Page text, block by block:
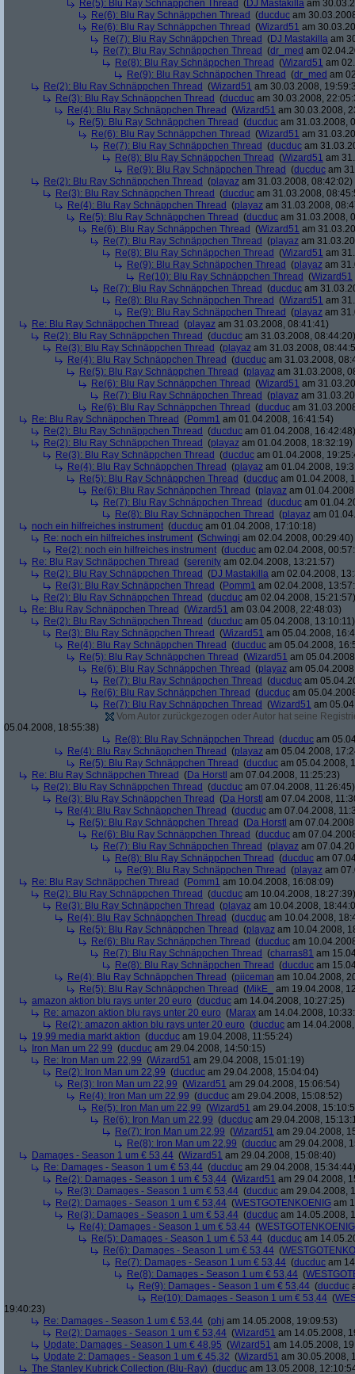
Re(5): Blu Ray Schnäppchen Thread (DJ Mastakilla am
Re(6): Blu Ray Schnäppchen Thread (ducduc am
Re(6): Blu Ray Schnäppchen Thread (Wizard51 am
Re(7): Blu Ray Schnäppchen Thread (DJ Mastakilla am
Re(7): Blu Ray Schnäppchen Thread (dr_med am
Re(8): Blu Ray Schnäppchen Thread (Wizard51 am
Re(9): Blu Ray Schnäppchen Thread (dr_med am
Re(2): Blu Ray Schnäppchen Thread (Wizard51 am 30.03.2008,
Re(3): Blu Ray Schnäppchen Thread (ducduc am 30.03.2008,
Re(4): Blu Ray Schnäppchen Thread (Wizard51 am 30.03.2008,
Re(5): Blu Ray Schnäppchen Thread (ducduc am 31.03.2008,
Re(6): Blu Ray Schnäppchen Thread (Wizard51 am
Re(7): Blu Ray Schnäppchen Thread (ducduc am
Re(8): Blu Ray Schnäppchen Thread (Wizard51 am
Re(9): Blu Ray Schnäppchen Thread (ducduc am
Re(2): Blu Ray Schnäppchen Thread (playaz am 31.03.2008, 08:42:02)
Re(3): Blu Ray Schnäppchen Thread (ducduc am 31.03.2008,
Re(4): Blu Ray Schnäppchen Thread (playaz am 31.03.2008,
Re(5): Blu Ray Schnäppchen Thread (ducduc am 31.03.2008,
Re(6): Blu Ray Schnäppchen Thread (Wizard51 am
Re(7): Blu Ray Schnäppchen Thread (playaz am
Re(8): Blu Ray Schnäppchen Thread (Wizard51 am
Re(9): Blu Ray Schnäppchen Thread (playaz am
Re(10): Blu Ray Schnäppchen Thread (Wizard51
Re(7): Blu Ray Schnäppchen Thread (ducduc am
Re(8): Blu Ray Schnäppchen Thread (Wizard51 am
Re(9): Blu Ray Schnäppchen Thread (playaz am
Re: Blu Ray Schnäppchen Thread (playaz am 31.03.2008, 08:41:41)
Re(2): Blu Ray Schnäppchen Thread (ducduc am 31.03.2008, 08:44:20)
Re(3): Blu Ray Schnäppchen Thread (playaz am 31.03.2008,
Re(4): Blu Ray Schnäppchen Thread (ducduc am 31.03.2008,
Re(5): Blu Ray Schnäppchen Thread (playaz am 31.03.2008,
Re(6): Blu Ray Schnäppchen Thread (Wizard51 am
Re(7): Blu Ray Schnäppchen Thread (playaz am
Re(6): Blu Ray Schnäppchen Thread (ducduc am
Re: Blu Ray Schnäppchen Thread (Pomm1 am 01.04.2008, 16:41:54)
Re(2): Blu Ray Schnäppchen Thread (ducduc am 01.04.2008, 16:42:48)
Re(2): Blu Ray Schnäppchen Thread (playaz am 01.04.2008, 18:32:19)
Re(3): Blu Ray Schnäppchen Thread (ducduc am 01.04.2008,
Re(4): Blu Ray Schnäppchen Thread (playaz am 01.04.2008,
Re(5): Blu Ray Schnäppchen Thread (ducduc am 01.04.2008,
Re(6): Blu Ray Schnäppchen Thread (playaz am
Re(7): Blu Ray Schnäppchen Thread (ducduc am
Re(8): Blu Ray Schnäppchen Thread (playaz am
noch ein hilfreiches instrument (ducduc am 01.04.2008, 17:10:18)
Re: noch ein hilfreiches instrument (Schwingi am 02.04.2008, 00:29:40)
Re(2): noch ein hilfreiches instrument (ducduc am 02.04.2008,
Re: Blu Ray Schnäppchen Thread (serenity am 02.04.2008, 13:21:57)
Re(2): Blu Ray Schnäppchen Thread (DJ Mastakilla am 02.04.2008,
Re(3): Blu Ray Schnäppchen Thread (Pomm1 am 02.04.2008,
Re(2): Blu Ray Schnäppchen Thread (ducduc am 02.04.2008, 15:21:57)
Re: Blu Ray Schnäppchen Thread (Wizard51 am 03.04.2008, 22:48:03)
Re(2): Blu Ray Schnäppchen Thread (ducduc am 05.04.2008, 13:10:11)
Re(3): Blu Ray Schnäppchen Thread (Wizard51 am 05.04.2008,
Re(4): Blu Ray Schnäppchen Thread (ducduc am 05.04.2008,
Re(5): Blu Ray Schnäppchen Thread (Wizard51 am
Re(6): Blu Ray Schnäppchen Thread (playaz am
Re(7): Blu Ray Schnäppchen Thread (ducduc am
Re(6): Blu Ray Schnäppchen Thread (ducduc am
Re(7): Blu Ray Schnäppchen Thread (Wizard51 am
Vom Autor zurückgezogen oder Autor hat seine
05.04.2008, 18:55:38)
Re(8): Blu Ray Schnäppchen Thread (ducduc am
Re(4): Blu Ray Schnäppchen Thread (playaz am 05.04.2008,
Re(5): Blu Ray Schnäppchen Thread (ducduc am 05.04.2008,
Re: Blu Ray Schnäppchen Thread (Da Horstl am 07.04.2008, 11:25:23)
Re(2): Blu Ray Schnäppchen Thread (ducduc am 07.04.2008, 11:26:45)
Re(3): Blu Ray Schnäppchen Thread (Da Horstl am 07.04.2008,
Re(4): Blu Ray Schnäppchen Thread (ducduc am 07.04.2008,
Re(5): Blu Ray Schnäppchen Thread (Da Horstl am
Re(6): Blu Ray Schnäppchen Thread (ducduc am
Re(7): Blu Ray Schnäppchen Thread (playaz am
Re(8): Blu Ray Schnäppchen Thread (ducduc am
Re(9): Blu Ray Schnäppchen Thread (playaz am
Re: Blu Ray Schnäppchen Thread (Pomm1 am 10.04.2008, 16:08:09)
Re(2): Blu Ray Schnäppchen Thread (ducduc am 10.04.2008, 18:27:39)
Re(3): Blu Ray Schnäppchen Thread (playaz am 10.04.2008,
Re(4): Blu Ray Schnäppchen Thread (ducduc am 10.04.2008,
Re(5): Blu Ray Schnäppchen Thread (playaz am 10.04.2008,
Re(6): Blu Ray Schnäppchen Thread (ducduc am
Re(7): Blu Ray Schnäppchen Thread (charras81 am
Re(8): Blu Ray Schnäppchen Thread (ducduc am
Re(4): Blu Ray Schnäppchen Thread (piiceman am 10.04.2008,
Re(5): Blu Ray Schnäppchen Thread (MikE_
am 19.04.2008,
amazon aktion blu rays unter 20 euro (ducduc am 14.04.2008, 10:27:25)
Re: amazon aktion blu rays unter 20 euro (Marax am 14.04.2008,
Re(2): amazon aktion blu rays unter 20 euro (ducduc am
19,99 media markt aktion (ducduc am 19.04.2008, 11:55:24)
Iron Man um 22,99 (ducduc am 29.04.2008, 14:50:15)
Re: Iron Man um 22,99 (Wizard51 am 29.04.2008, 15:01:19)
Re(2): Iron Man um 22,99 (ducduc am 29.04.2008, 15:04:04)
Re(3): Iron Man um 22,99 (Wizard51 am 29.04.2008, 15:06:54)
Re(4): Iron Man um 22,99 (ducduc am 29.04.2008, 15:08:52)
Re(5): Iron Man um 22,99 (Wizard51 am 29.04.2008,
Re(6): Iron Man um 22,99 (ducduc am 29.04.2008,
Re(7): Iron Man um 22,99 (Wizard51 am 29.04.2008,
Re(8): Iron Man um 22,99 (ducduc am 29.04.2008,
Damages - Season 1 um € 53,44 (Wizard51 am 29.04.2008, 15:08:40)
Re: Damages - Season 1 um € 53,44 (ducduc am 29.04.2008, 15:34:44)
Re(2): Damages - Season 1 um € 53,44 (Wizard51 am 29.04.2008,
Re(3): Damages - Season 1 um € 53,44 (ducduc am 29.04.2008,
Re(2): Damages - Season 1 um € 53,44 (WESTGOTENKOENIG am
Re(3): Damages - Season 1 um € 53,44 (ducduc am 14.05.2008,
Re(4): Damages - Season 1 um € 53,44 (WESTGOTENKOENIG
Re(5): Damages - Season 1 um € 53,44 (ducduc am
Re(6): Damages - Season 1 um € 53,44 (
Re(7): Damages - Season 1 um € 53,44 (ducduc am
Re(8): Damages - Season 1 um € 53,44 (
Re(9): Damages - Season 1 um € 53,44 (ducduc
Re(10): Damages - Season 1 um € 53,44 (
19:40:23)
Re: Damages - Season 1 um € 53,44 (phj am 14.05.2008, 19:09:53)
Re(2): Damages - Season 1 um € 53,44 (Wizard51 am 14.05.2008,
Update: Damages - Season 1 um € 48,95 (Wizard51 am 14.05.2008,
Update 2: Damages - Season 1 um € 45,32 (Wizard51 am 30.05.2008,
The Stanley Kubrick Collection (Blu-Ray) (ducduc am 13.05.2008,